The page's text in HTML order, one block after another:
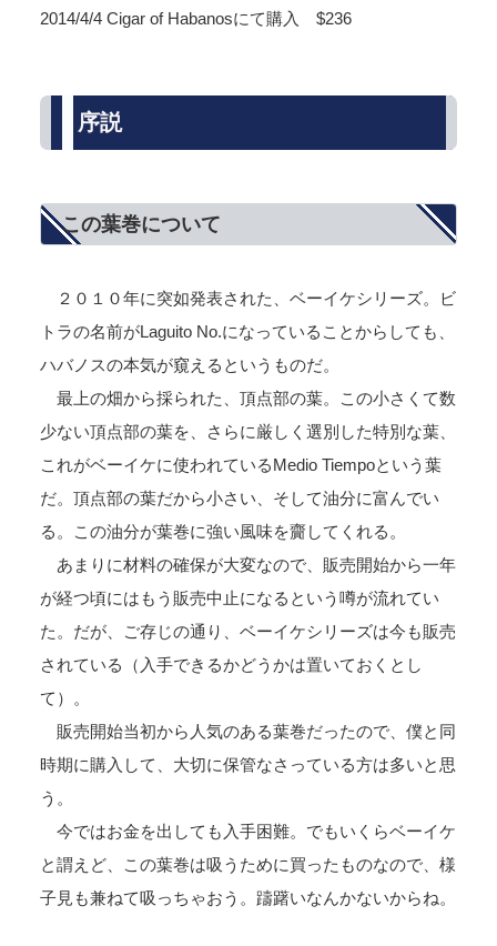
2014/4/4 Cigar of Habanosにて購入 $236
序説
この葉巻について
２０１０年に突如発表された、ベーイケシリーズ。ビ
トラの名前がLaguito No.になっていることからしても、
ハバノスの本気が窺えるというものだ。
最上の畑から採られた、頂点部の葉。この小さくて数
少ない頂点部の葉を、さらに厳しく選別した特別な葉、
これがベーイケに使われているMedio Tiempoという葉
だ。頂点部の葉だから小さい、そして油分に富んでい
る。この油分が葉巻に強い風味を齎してくれる。
あまりに材料の確保が大変なので、販売開始から一年
が経つ頃にはもう販売中止になるという噂が流れてい
た。だが、ご存じの通り、ベーイケシリーズは今も販売
されている（入手できるかどうかは置いておくとし
て）。
販売開始当初から人気のある葉巻だったので、僕と同
時期に購入して、大切に保管なさっている方は多いと思
う。
今ではお金を出しても入手困難。でもいくらベーイケ
と謂えど、この葉巻は吸うために買ったものなので、様
子見も兼ねて吸っちゃおう。躊躇いなんかないからね。